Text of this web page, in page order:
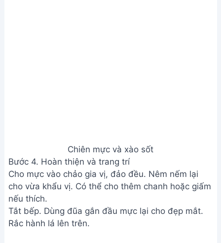
Chiên mực và xào sốt
Bước 4. Hoàn thiện và trang trí
Cho mực vào chảo gia vị, đảo đều. Nêm nếm lại
cho vừa khẩu vị. Có thể cho thêm chanh hoặc giấm
nếu thích.
Tắt bếp. Dùng đũa gắn đầu mực lại cho đẹp mắt.
Rắc hành lá lên trên.